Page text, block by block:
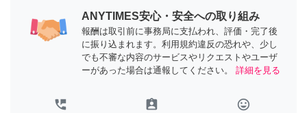
ANYTIMES安心・安全への取り組み
報酬は取引前に事務局に支払われ、評価・完了後
に振り込まれます。利用規約違反の恐れや、少し
でも不審な内容のサービスやリクエストやユーザ
ーがあった場合は通報してください。
詳細を見る
perm_phone_msg assignment_ind tag_faces